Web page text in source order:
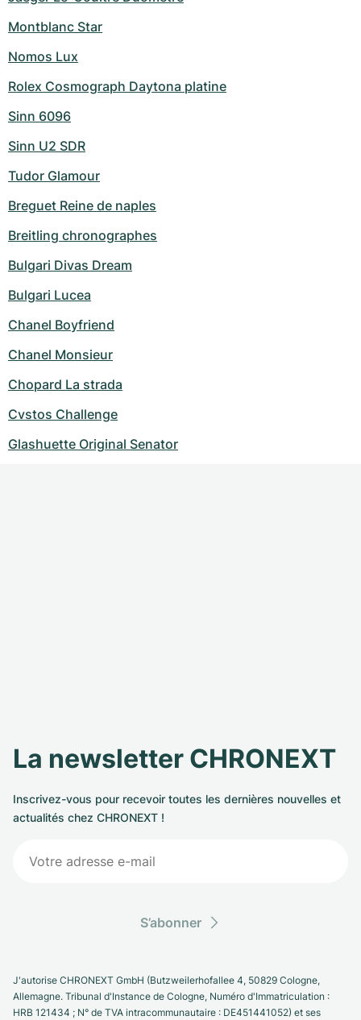
Montblanc Star
Nomos Lux
Rolex Cosmograph Daytona platine
Sinn 6096
Sinn U2 SDR
Tudor Glamour
Breguet Reine de naples
Breitling chronographes
Bulgari Divas Dream
Bulgari Lucea
Chanel Boyfriend
Chanel Monsieur
Chopard La strada
Cvstos Challenge
Glashuette Original Senator
La newsletter CHRONEXT
Inscrivez-vous pour recevoir toutes les dernières nouvelles et
actualités chez CHRONEXT !
S’abonner
J'autorise CHRONEXT GmbH (Butzweilerhofallee 4, 50829 Cologne,
Allemagne. Tribunal d'Instance de Cologne, Numéro d'Immatriculation :
HRB 121434 ; N° de TVA intracommunautaire : DE451441052) et ses